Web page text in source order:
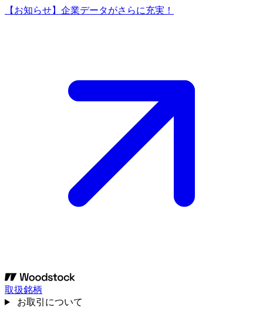
【お知らせ】企業データがさらに充実！
取扱銘柄
お取引について